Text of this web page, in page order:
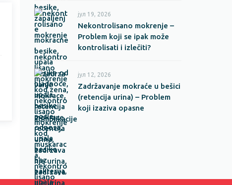
јул 19, 2026
Nekontrolisano mokrenje –
Problem koji se ipak može
kontrolisati i izlečiti?
јул 12, 2026
Zadržavanje mokraće u bešici
(retencija urina) – Problem
koji izaziva opasne
komplikacije